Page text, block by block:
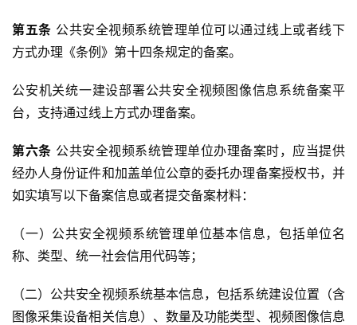
第五条 公共安全视频系统管理单位可以通过线上或者线下
方式办理《条例》第十四条规定的备案。
公安机关统一建设部署公共安全视频图像信息系统备案平
台，支持通过线上方式办理备案。
第六条 公共安全视频系统管理单位办理备案时，应当提供
经办人身份证件和加盖单位公章的委托办理备案授权书，并
如实填写以下备案信息或者提交备案材料：
（一）公共安全视频系统管理单位基本信息，包括单位名
称、类型、统一社会信用代码等；
（二）公共安全视频系统基本信息，包括系统建设位置（含
图像采集设备相关信息）、数量及功能类型、视频图像信息